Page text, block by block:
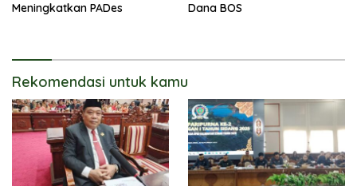
Meningkatkan PADes
Dana BOS
Rekomendasi untuk kamu